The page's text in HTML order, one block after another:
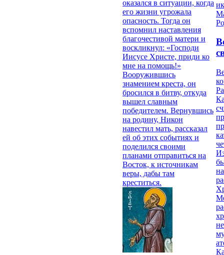
оказался в ситуации, когда
его жизни угрожала
опасность. Тогда он
вспомнил наставления
благочестивой матери и
воскликнул: «Господи
Иисусе Христе, приди ко
мне на помощь!»
Вооружившись
знамением креста, он
бросился в битву, откуда
вышел славным
победителем. Вернувшись
на родину, Никон
навестил мать, рассказал
ей об этих событиях и
поделился своими
планами отправиться на
Восток, к источникам
веры, дабы там
креститься.